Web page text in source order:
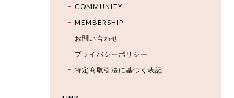
COMMUNITY
MEMBERSHIP
お問い合わせ
プライバシーポリシー
特定商取引法に基づく表記